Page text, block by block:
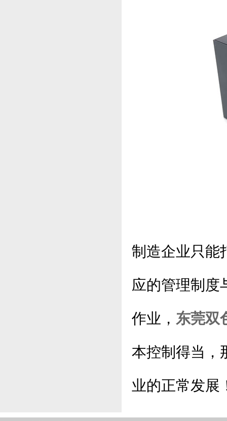
制造企业只能
应的管理制度
作业， 东莞双
本控制得当，
业的正常发展